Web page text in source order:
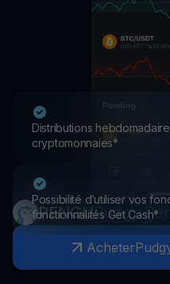
Distributions
cryptomonnaies*
Possibilité d’utiliser vos
fonctionnalités Get Cash*
PENGUPudgy
Acheter